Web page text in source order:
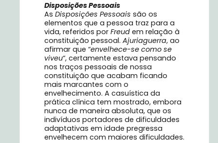
Disposições Pessoais
As Disposições Pessoais são os
elementos que a pessoa traz para a
vida, referidos por Freud em relação à
constituição pessoal. Ajuriaguerra, ao
afirmar que “envelhece-se como se
viveu“, certamente estava pensando
nos traços pessoais de nossa
constituição que acabam ficando
mais marcantes com o
envelhecimento. A casuística da
prática clínica tem mostrado, embora
nunca de maneira absoluta, que os
indivíduos portadores de dificuldades
adaptativas em idade pregressa
envelhecem com maiores dificuldades.